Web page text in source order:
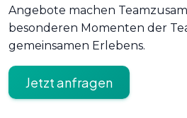
Angebote machen
besonderen Momenten der
gemeinsamen Erlebens.
Jetzt anfragen